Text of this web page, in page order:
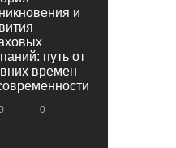
и
путь от
времен
0